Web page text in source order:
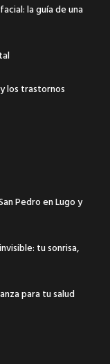
la guía de una
los trastornos
Pedro en Lugo y
tu sonrisa,
para tu salud